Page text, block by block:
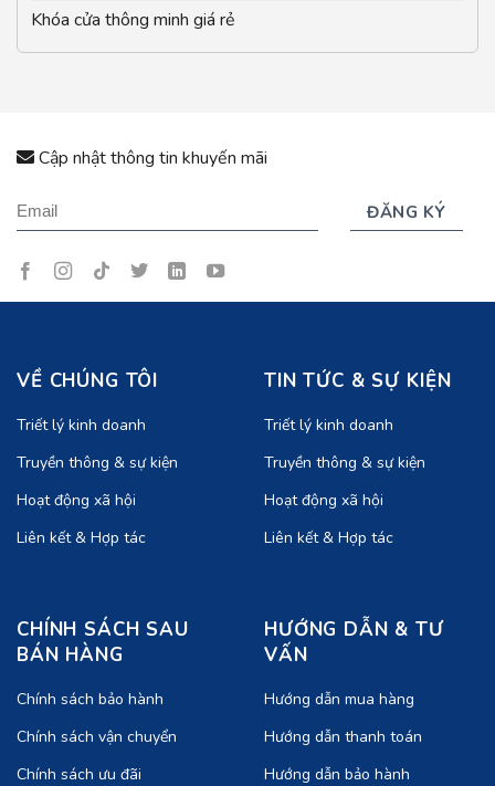
Khóa cửa thông minh giá rẻ
Cập nhật thông tin khuyến mãi
VỀ CHÚNG TÔI
Triết lý kinh doanh
Truyền thông & sự kiện
Hoạt động xã hội
Liên kết & Hợp tác
TIN TỨC & SỰ KIỆN
Triết lý kinh doanh
Truyền thông & sự kiện
Hoạt động xã hội
Liên kết & Hợp tác
CHÍNH SÁCH SAU
BÁN HÀNG
Chính sách bảo hành
Chính sách vận chuyển
Chính sách ưu đãi
HƯỚNG DẪN & TƯ
VẤN
Hướng dẫn mua hàng
Hướng dẫn thanh toán
Hướng dẫn bảo hành